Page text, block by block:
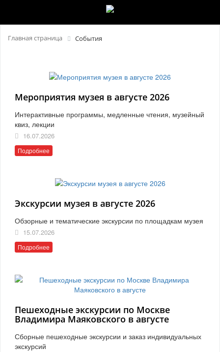
Главная страница События
Мероприятия музея в августе 2026
Интерактивные программы, медленные чтения, музейный
квиз, лекции
16.07.2026
Подробнее
Экскурсии музея в августе 2026
Обзорные и тематические экскурсии по площадкам музея
15.07.2026
Подробнее
Пешеходные экскурсии по Москве
Владимира Маяковского в августе
Сборные пешеходные экскурсии и заказ индивидуальных
экскурсий